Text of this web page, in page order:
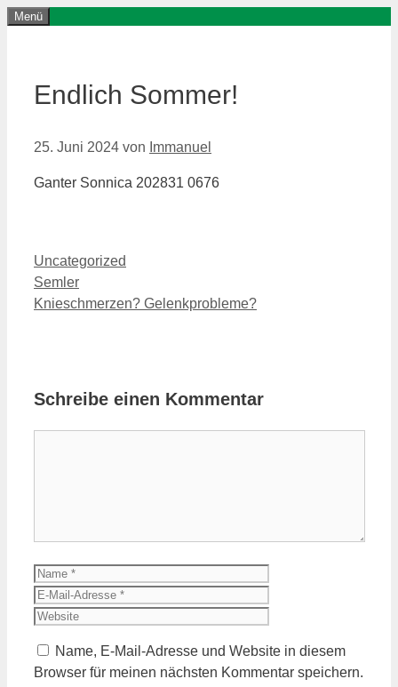
Menü
Endlich Sommer!
25. Juni 2024 von Immanuel
Ganter Sonnica 202831 0676
Uncategorized
Semler
Knieschmerzen? Gelenkprobleme?
Schreibe einen Kommentar
Name, E-Mail-Adresse und Website in diesem
Browser für meinen nächsten Kommentar speichern.